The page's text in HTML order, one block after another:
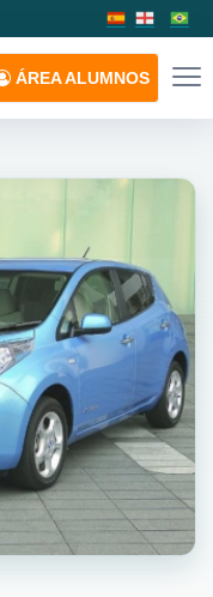
ÁREAALUMNOS